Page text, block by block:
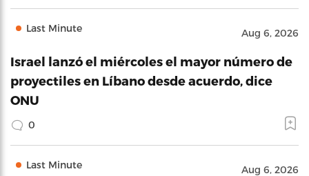
Last Minute Aug 6, 2026
Israel lanzó el miércoles el mayor número de
proyectiles en Líbano desde acuerdo, dice
ONU
0
Last Minute Aug 6, 2026